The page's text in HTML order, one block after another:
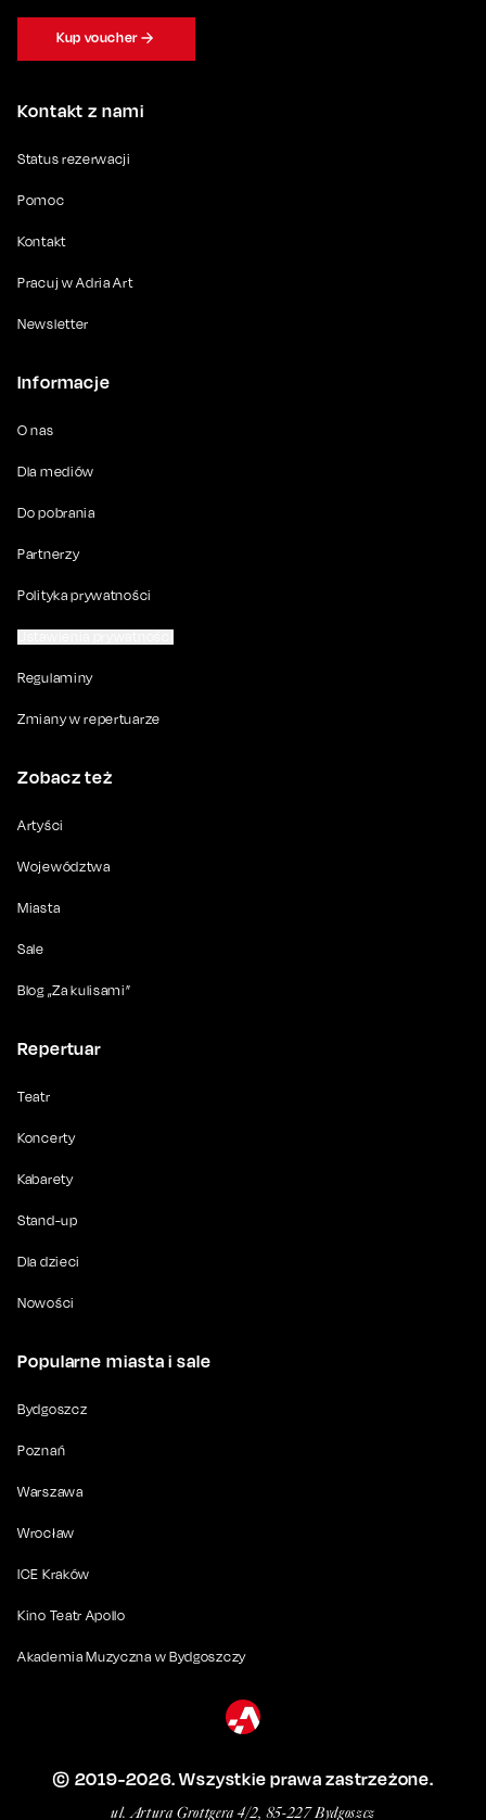
Kontakt z nami
Status rezerwacji
Pomoc
Kontakt
Pracuj w Adria Art
Newsletter
Informacje
O nas
Dla mediów
Do pobrania
Partnerzy
Polityka prywatności
Regulaminy
Zmiany w repertuarze
Zobacz też
Artyści
Województwa
Miasta
Sale
Blog „Za kulisami”
Repertuar
Teatr
Koncerty
Kabarety
Stand-up
Dla dzieci
Nowości
Popularne miasta i sale
Bydgoszcz
Poznań
Warszawa
Wrocław
ICE Kraków
Kino Teatr Apollo
Akademia Muzyczna w Bydgoszczy
Kup voucher
© 2019-2026. Wszystkie prawa zastrzeżone.
ul. Artura Grottgera 4/2, 85-227 Bydgoszcz